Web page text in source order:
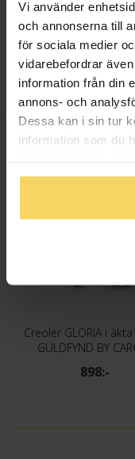
Vi använder
och annonserna till
för sociala medier
vidarebefordrar
information från din
annons- och
Dessa kan i sin tur
information som du
Höjd ca (mm)
Varumärke
Modell
Material
Sten/Pärla
FINNS
GULDFYND BY
898:-